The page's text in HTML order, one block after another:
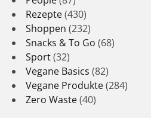
Rezepte(430)
Shoppen (232)
Snacks & To Go (68)
Sport(32)
Vegane Basics (82)
Vegane Produkte(284)
Zero Waste(40)